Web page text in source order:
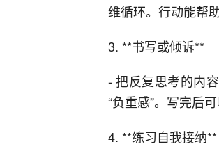
维循环。行动能帮
3. **书写或倾诉**
- 把反复思考的内
“负重感”。写完后
4. **练习自我接纳**